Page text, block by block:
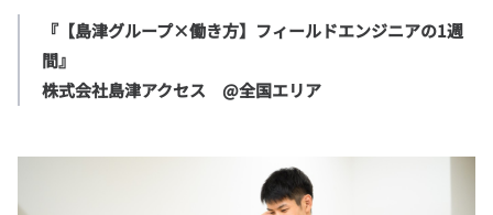
『【島津グループ×働き方】フィールドエンジニアの1週
間』
株式会社島津アクセス　@全国エリア